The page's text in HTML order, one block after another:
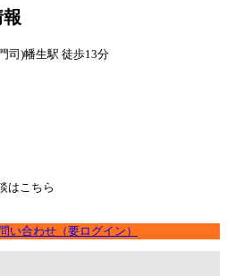
司)幡生駅 徒歩13分
はこちら
い合わせ（要ログイン）